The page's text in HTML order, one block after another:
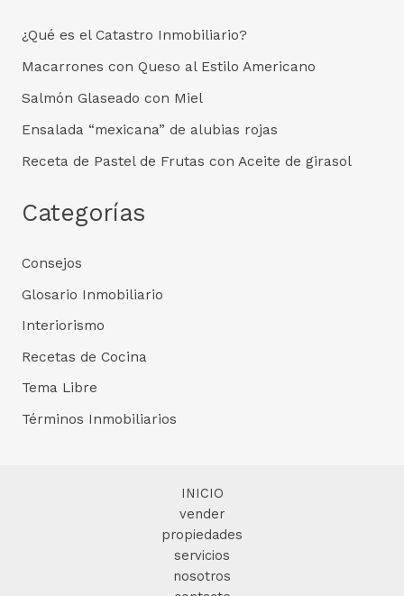
vivienda
¿Qué es el Catastro Inmobiliario?
Macarrones con Queso al Estilo Americano
Salmón Glaseado con Miel
Ensalada “mexicana” de alubias rojas
Receta de Pastel de Frutas con Aceite de girasol
Categorías
Consejos
Glosario Inmobiliario
Interiorismo
Recetas de Cocina
Tema Libre
Términos Inmobiliarios
INICIO
vender
propiedades
servicios
nosotros